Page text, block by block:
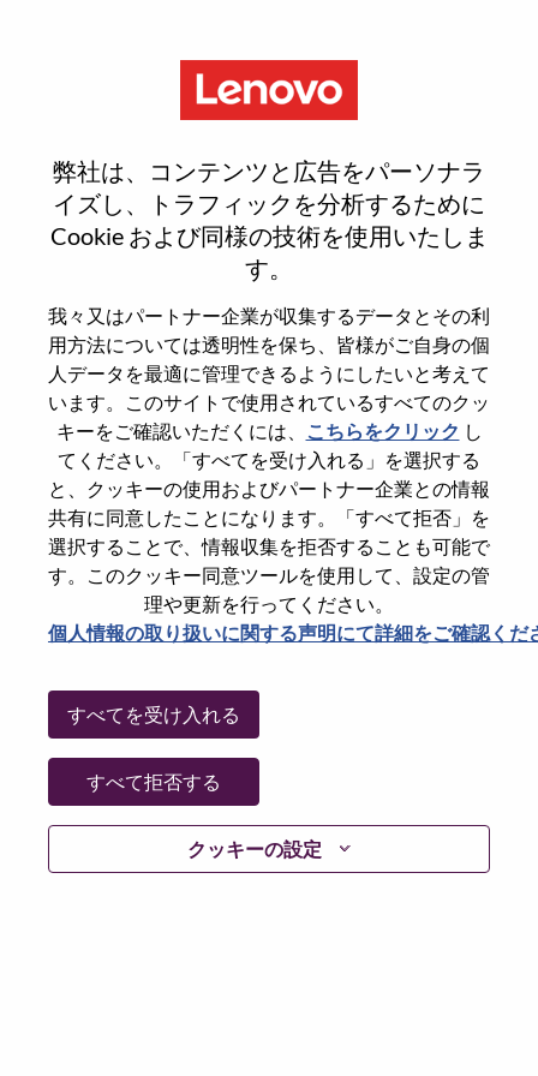
弊社は、コンテンツと広告をパーソナラ
イズし、トラフィックを分析するために
Cookie および同様の技術を使用いたしま
す。
我々又はパートナー企業が収集するデータとその利
用方法については透明性を保ち、皆様がご自身の個
人データを最適に管理できるようにしたいと考えて
います。このサイトで使用されているすべてのクッ
キーをご確認いただくには、
こちらをクリック し
てください。「すべてを受け入れる」を選択する
と、クッキーの使用およびパートナー企業との情報
共有に同意したことになります。「すべて拒否」を
選択することで、情報収集を拒否することも可能で
す。このクッキー同意ツールを使用して、設定の管
理や更新を行ってください。
個人情報の取り扱いに関する声明にて詳細をご確認くだ
クッキーの設定
すべてを受け入れる
すべて拒否する
Reset password
本当にパスワードをリセットします
Enter the email address associated with your
account, then click "Continue".
パスワードをリセットするためにリンクを
emailに送ります
パスワードをリセットください
E-mail*
Go Back
Lenovo.com